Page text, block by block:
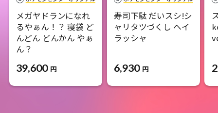
メガヤドランになれ
るやぁん！？ 寝袋 ど
んどん どんかん やぁ
ん？
39,600 円
寿司下駄 だいスシ!シ
ャリタツづくし ヘイ
ラッシャ
6,930 円